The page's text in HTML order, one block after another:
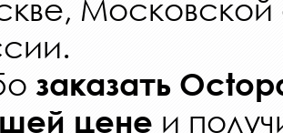
Московской
.
заказать
цене и